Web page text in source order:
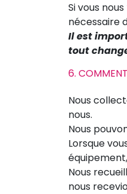
Si vous
nécessaire
Il est
tout
6.
Nous
nous.
Nous
Lorsque
Nous
nous